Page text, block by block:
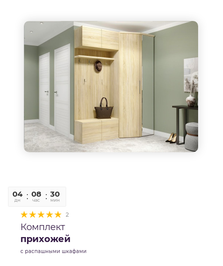
04
дн
08
час
30
мин
2
Комплект
прихожей
с распашными шкафами